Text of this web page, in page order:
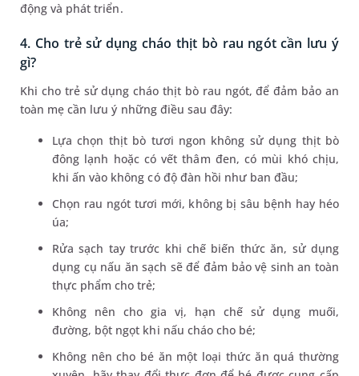
động và phát triển.
4. Cho trẻ sử dụng cháo thịt bò rau ngót cần lưu ý
gì?
Khi cho trẻ sử dụng cháo thịt bò rau ngót, để đảm bảo an
toàn mẹ cần lưu ý những điều sau đây:
Lựa chọn thịt bò tươi ngon không sử dụng thịt bò
đông lạnh hoặc có vết thâm đen, có mùi khó chịu,
khi ấn vào không có độ đàn hồi như ban đầu;
Chọn rau ngót tươi mới, không bị sâu bệnh hay héo
úa;
Rửa sạch tay trước khi chế biến thức ăn, sử dụng
dụng cụ nấu ăn sạch sẽ để đảm bảo vệ sinh an toàn
thực phẩm cho trẻ;
Không nên cho gia vị, hạn chế sử dụng muối,
đường, bột ngọt khi nấu cháo cho bé;
Không nên cho bé ăn một loại thức ăn quá thường